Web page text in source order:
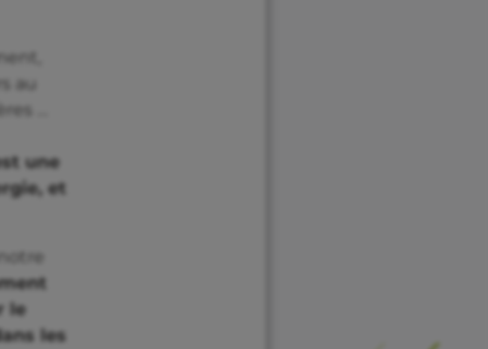
au
…
une
et
le
les